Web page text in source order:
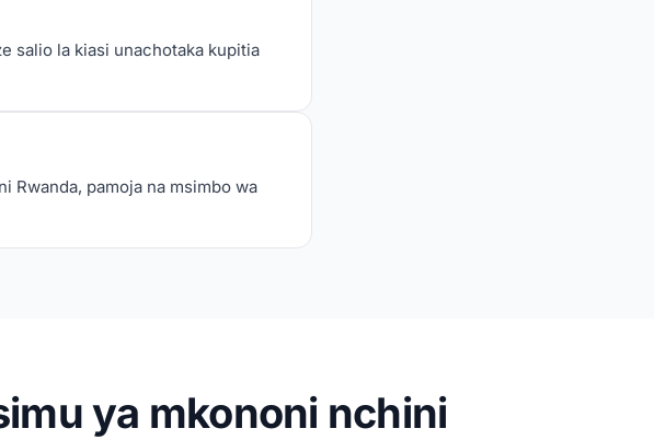
salio la kiasi unachotaka kupitia
Rwanda, pamoja na msimbo wa
ya mkononi nchini